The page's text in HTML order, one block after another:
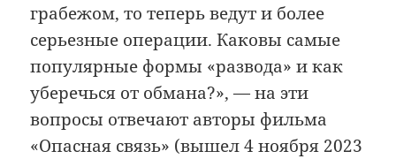
грабежом, то теперь ведут и более
серьезные операции. Каковы самые
популярные формы «развода» и как
уберечься от обмана?», — на эти
вопросы отвечают авторы фильма
«Опасная связь» (вышел 4 ноября 2023